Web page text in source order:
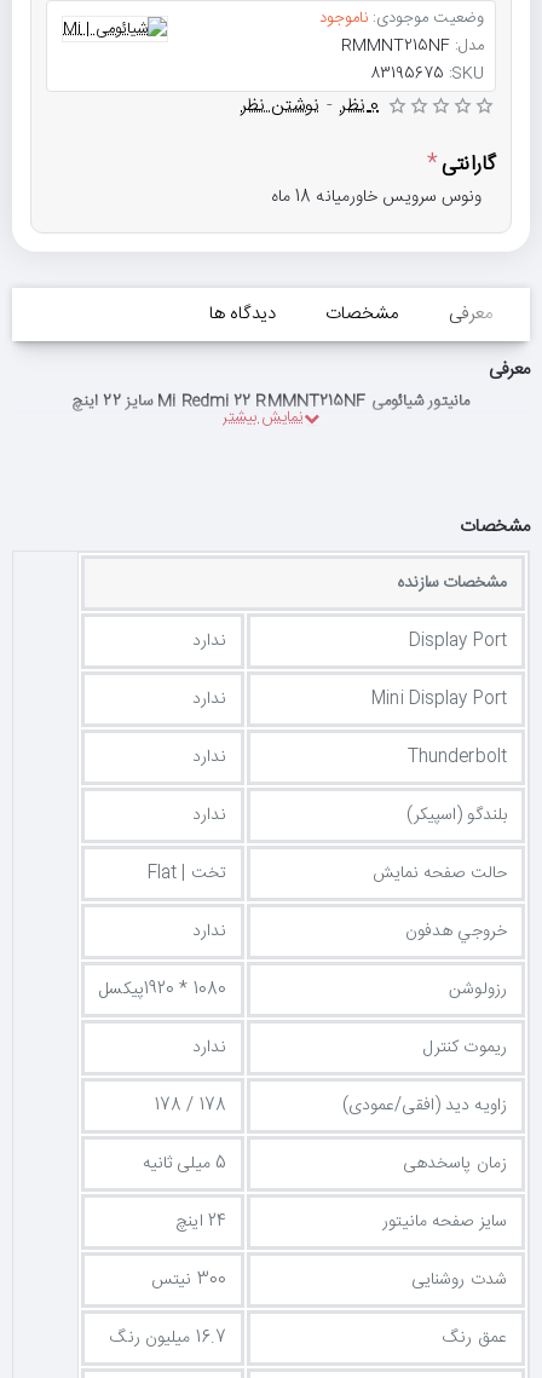
وضعیت موجودی: ناموجود
مدل: RMMNT215NF
SKU:
83195675
0 نظر - نوشتن نظر
گارانتی
ونوس سرویس خاورمیانه 18 ماه
معرفی مشخصات
دیدگاه ها
معرفی
مانیتور شیائومی Mi Redmi 22 RMMNT215NF سایز 22 اینچ
مشخصات
مشخصات سازنده
Display Port
ندارد
Mini Display Port
ندارد
Thunderbolt
ندارد
بلندگو (اسپیکر)
ندارد
حالت صفحه نمایش
تخت | Flat
خروجي هدفون
ندارد
رزولوشن
1080 * 1920پیکسل
ریموت کنترل
ندارد
زاویه دید (افقی/عمودی)
178 / 178
زمان پاسخدهی
5 میلی ثانیه
سایز صفحه مانیتور
24 اینچ
شدت روشنایی
300 نیتس
عمق رنگ
16.7 میلیون رنگ